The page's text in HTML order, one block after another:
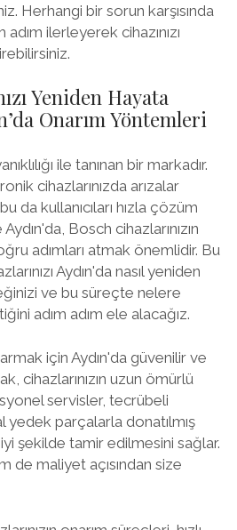
Herhangi bir sorun karşısında
ilerleyerek cihazınızı
Yeniden Hayata
Onarım Yöntemleri
ile tanınan bir markadır.
cihazlarınızda arızalar
da kullanıcıları hızla çözüm
Bosch cihazlarınızın
adımları atmak önemlidir. Bu
Aydın'da nasıl yeniden
ve bu süreçte nelere
adım adım ele alacağız.
için Aydın'da güvenilir ve
cihazlarınızın uzun ömürlü
servisler, tecrübeli
parçalarla donatılmış
iyi şekilde tamir edilmesini sağlar.
de maliyet açısından size